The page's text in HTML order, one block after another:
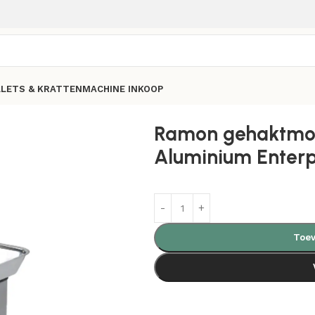
& KRATTENMACHINE INKOOP
Ramon
Aluminium